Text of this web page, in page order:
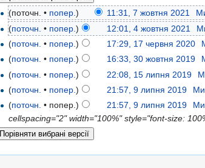
(поточн. • попер.) 11:31, 7 жовтня 2021
(поточн. • попер.) 12:01, 4 жовтня 2021
(поточн. • попер.) 17:29, 17 червня 2020
(поточн. • попер.) 16:33, 30 жовтня 2019
(поточн. • попер.) 22:08, 15 липня 2019
(поточн. • попер.) 21:57, 9 липня 2019
(поточн. • попер.) 21:57, 9 липня 2019
cellspacing="2" width="100%" style="font-size: